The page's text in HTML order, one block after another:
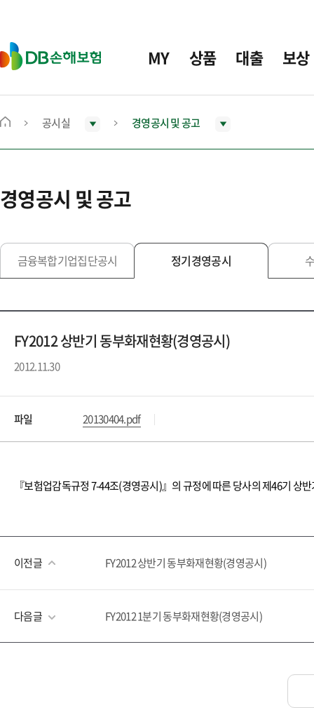
D
B
보
MY 상품 대출 보상
메
으
로
동
공시실 경영공시 및 공고
경영공시 및 공고
금융복합기업집단공시 정기경영공시
FY2012 상반기 동부화재현황(경영공시)
2012.11.30
파일 20130404.pdf
『보험업감독규정 7-44조(경영공시)』의 규정에 따른 당사의 제46기 상
이전글 FY2012 상반기 동부화재현황(경영공시)
다음글 FY2012 1분기 동부화재현황(경영공시)